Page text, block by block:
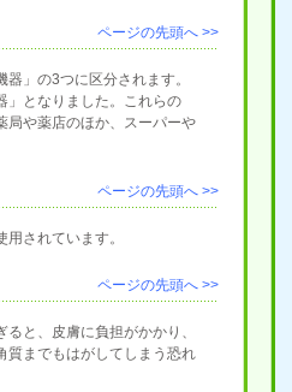
ページの先頭へ >>
」の3つに区分されます。
」となりました。これらの
局や薬店のほか、スーパーや
ページの先頭へ >>
されています。
ページの先頭へ >>
と、皮膚に負担がかかり、
質までもはがしてしまう恐れ